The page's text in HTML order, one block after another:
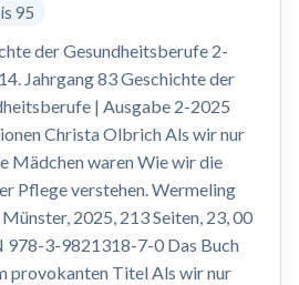
95
der Gesundheitsberufe 2-
Jahrgang 83 Geschichte der
| Ausgabe 2-2025
Christa Olbrich Als wir nur
Mädchen waren Wie wir die
Pflege verstehen. Wermeling
2025, 213 Seiten, 23, 00
978-3-9821318-7-0 Das Buch
provokanten Titel Als wir nur